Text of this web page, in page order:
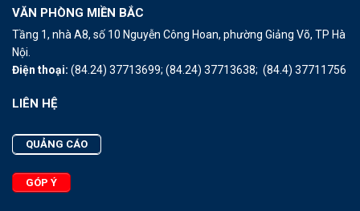
VĂN PHÒNG MIỀN BẮC
Tầng 1, nhà A8, số 10 Nguyễn Công Hoan, phường Giảng Võ, TP Hà
Nội.
Điện thoại: (84.24) 37713699; (84.24) 37713638; (84.4) 37711756
LIÊN HỆ
QUẢNG CÁO
GÓP Ý